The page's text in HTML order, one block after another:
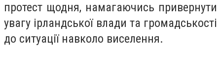
протест щодня, намагаючись привернути
увагу ірландської влади та громадськості
до ситуації навколо виселення.